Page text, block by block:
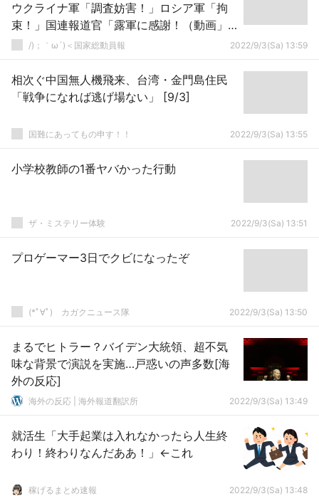
ウクライナ軍「調査妨害！」ロシア軍「拘
束！」国連報道官「露軍に感謝！（動画」
地元民「IAEAにウ軍砲撃被害を訴える！」
/)；｀ω´)＜国家総動員報 2022/9/3(Sa) 13:59
相次ぐ中国無人機飛来、台湾・金門島住民
「戦争になれば逃げ場ない」 [9/3]
国難にあってもの申す！！ 2022/9/3(Sa) 13:55
小学校教師の1番ヤバかった行動
ザ・ミステリー体験 2022/9/3(Sa) 13:51
プロゲーマー3日でクビになったぞ
(*ﾟ∀ﾟ)ゞカガクニュース隊 2022/9/3(Sa) 13:50
まるでヒトラー？バイデン大統領、超不気
味な背景で演説を実施…戸惑いの声多数[海
外の反応]
海外の反応 | 海外報道翻訳所 2022/9/3(Sa) 13:49
就活生「大手起業は入れなかったら人生終
わり！終わりなんだああ！」←これ
稼げるまとめ速報 2022/9/3(Sa) 13:48